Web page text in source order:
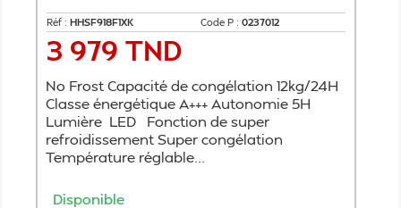
Réf : HHSF918F1XK Code P : 0237012
Prix
3 979 TND
No Frost Capacité de congélation 12kg/24H
Classe énergétique A+++ Autonomie 5H
Lumière LED Fonction de super
refroidissement Super congélation
Température réglable...
Disponible